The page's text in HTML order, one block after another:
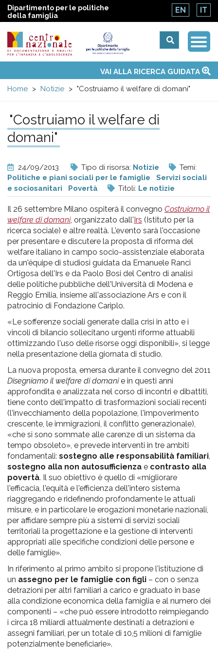
Dipartimento per le politiche
della famiglia
EN IT
Centro
nazionale
di
Documentazione
e
analisi
pr
l'infanzia
e
l'adolescenza
menu
Temi
Attività
Convenzione ONUVAI ALLA RICERCA GUIDATA
Home
Notizie "Costruiamo il welfare di domani"
"Costruiamo il welfare di
domani"
24/09/2013 Tipo di risorsa: Notizie
Temi:
Politiche e piani sociali per le famiglie
Servizi sociali
e sociosanitari
Povertà Titoli: Le notizie
Il 26 settembre Milano ospiterà il convegno Costruiamo il
welfare di domani, organizzato dall'Irs (Istituto per la
ricerca sociale) e altre realtà. L'evento sarà l'occasione
per presentare e discutere la proposta di riforma del
welfare italiano in campo socio-assistenziale elaborata
da un'équipe di studiosi guidata da Emanuele Ranci
Ortigosa dell'Irs e da Paolo Bosi del Centro di analisi
delle politiche pubbliche dell'Università di Modena e
Reggio Emilia, insieme all'associazione Ars e con il
patrocinio di Fondazione Cariplo.
«Le sofferenze sociali generate dalla crisi in atto e i
vincoli di bilancio sollecitano urgenti riforme attuabili
ottimizzando l'uso delle risorse oggi disponibili», si legge
nella presentazione della giornata di studio.
La nuova proposta, emersa durante il convegno del 2011
Disegniamo il welfare di domanie in questi anni
approfondita e analizzata nel corso di incontri e dibattiti,
tiene conto dell'impatto di trasformazioni sociali recenti
(l'invecchiamento della popolazione, l'impoverimento
crescente, le immigrazioni, il conflitto generazionale),
«che si sono sommate alle carenze di un sistema da
tempo obsoleto», e prevede interventi in tre ambiti
fondamentali: sostegno alle responsabilità familiari,
sostegno alla non autosufficienza e contrasto alla
povertà. Il suo obiettivo è quello di «migliorare
l'efficacia, l'equità e l'efficienza dell'intero sistema
riaggregando e ridefinendo profondamente le attuali
misure, e in particolare le erogazioni monetarie nazionali,
per affidare sempre più a sistemi di servizi sociali
territoriali la progettazione e la gestione di interventi
appropriati alle specifiche condizioni delle persone e
delle famiglie».
In riferimento al primo ambito si propone l'istituzione di
un assegno per le famiglie con figli – con o senza
detrazioni per altri familiari a carico e graduato in base
alla condizione economica della famiglia e al numero dei
componenti – «che può essere introdotto reimpiegando
i circa 18 miliardi attualmente destinati a detrazioni e
assegni familiari, per un totale di 10,5 milioni di famiglie
potenzialmente beneficiarie».